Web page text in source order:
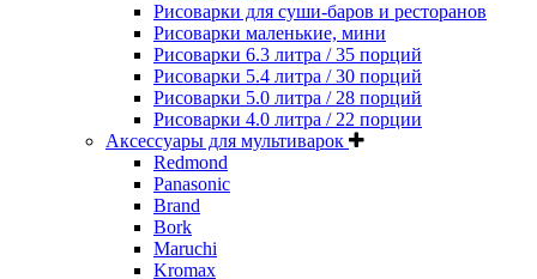
Рисоварки для суши-баров и ресторанов
Рисоварки маленькие, мини
Рисоварки 6.3 литра / 35 порций
Рисоварки 5.4 литра / 30 порций
Рисоварки 5.0 литра / 28 порций
Рисоварки 4.0 литра / 22 порции
Аксессуары для мультиварок
Redmond
Panasonic
Brand
Bork
Maruchi
Kromax